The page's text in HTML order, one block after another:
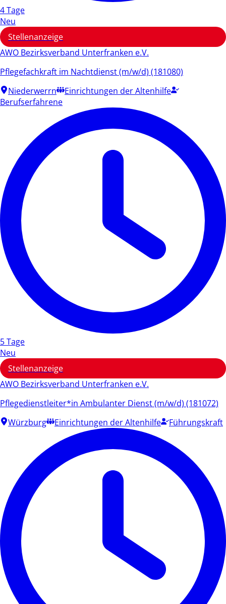
4 Tage
Neu
Stellenanzeige
AWO Bezirksverband Unterfranken e.V.
Pflegefachkraft im Nachtdienst (m/w/d) (181080)
Niederwerrn
Einrichtungen der Altenhilfe
Berufserfahrene
5 Tage
Neu
Stellenanzeige
AWO Bezirksverband Unterfranken e.V.
Pflegedienstleiter*in Ambulanter Dienst (m/w/d) (181072)
Würzburg
Einrichtungen der Altenhilfe Führungskraft